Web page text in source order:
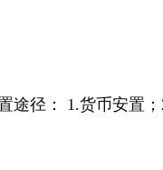
径： 1.货币安置；